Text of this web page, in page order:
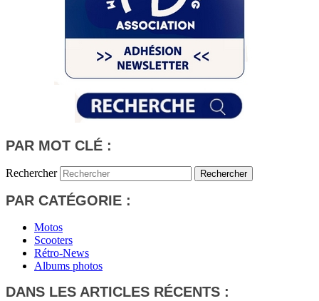
PAR MOT CLÉ :
Rechercher
PAR CATÉGORIE :
Motos
Scooters
Rétro-News
Albums photos
DANS LES ARTICLES RÉCENTS :